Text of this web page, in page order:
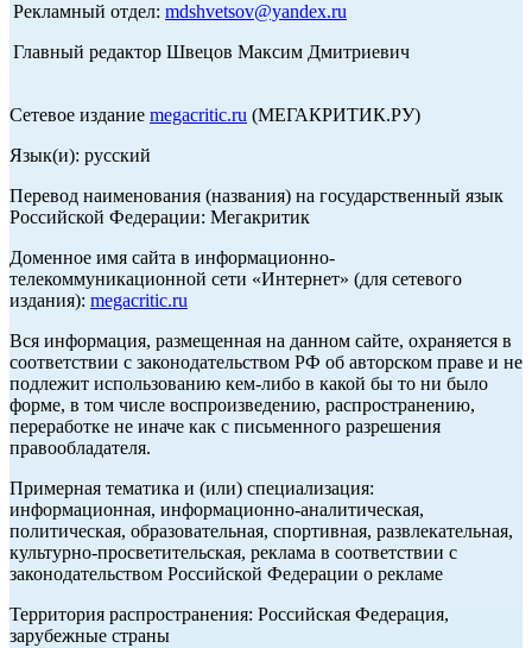
Рекламный отдел: mdshvetsov@yandex.ru
Главный редактор Швецов Максим Дмитриевич
Сетевое издание megacritic.ru (МЕГАКРИТИК.РУ)
Язык(и): русский
Перевод наименования (названия) на государственный язык
Российской Федерации: Мегакритик
Доменное имя сайта в информационно-
телекоммуникационной сети «Интернет» (для сетевого
издания): megacritic.ru
Вся информация, размещенная на данном сайте, охраняется в
соответствии с законодательством РФ об авторском праве и не
подлежит использованию кем-либо в какой бы то ни было
форме, в том числе воспроизведению, распространению,
переработке не иначе как с письменного разрешения
правообладателя.
Примерная тематика и (или) специализация:
информационная, информационно-аналитическая,
политическая, образовательная, спортивная, развлекательная,
культурно-просветительская, реклама в соответствии с
законодательством Российской Федерации о рекламе
Территория распространения: Российская Федерация,
зарубежные страны